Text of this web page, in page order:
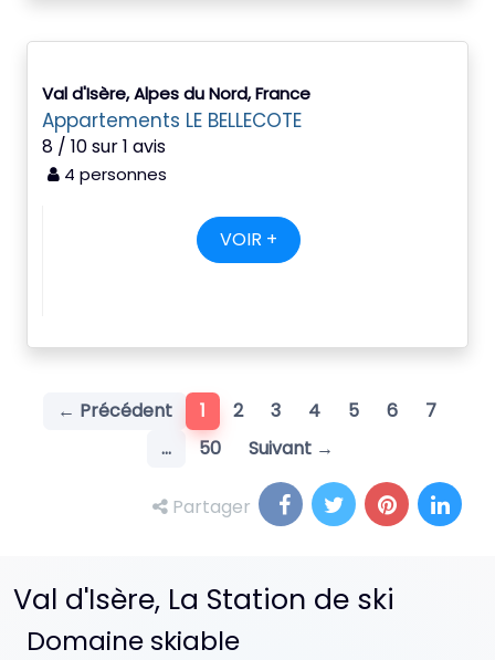
Val d'Isère, Alpes du Nord, France
Appartements LE BELLECOTE
8 / 10 sur 1 avis
4 personnes
VOIR +
← Précédent 1 (current)
2 3 4 5 6
7
…
50 Suivant →
Partager
Val d'Isère, La Station de ski
Domaine skiable